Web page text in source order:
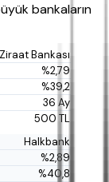
bankaların
Ziraat Bankası
%2,79
%39,2
36 Ay
500 TL
Halkbank
%2,89
%40,8